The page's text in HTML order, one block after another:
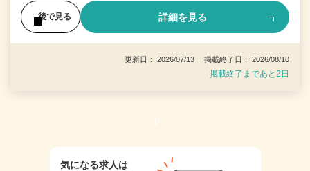
後で見る 詳細を見る
更新日： 2026/07/13 掲載終了日： 2026/08/10
掲載終了まであと2日
1
気になる求人は